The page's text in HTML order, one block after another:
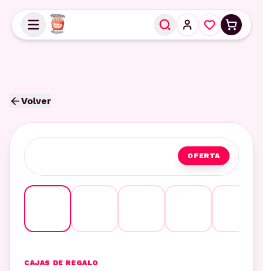
Volver
OFERTA
CAJAS DE REGALO